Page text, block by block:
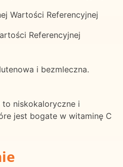
Wartości Referencyjnej
Referencyjnej
i bezmleczna.
to niskokaloryczne i
jest bogate w witaminę C